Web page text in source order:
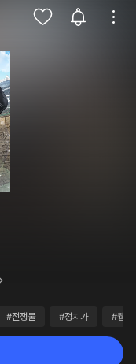
#전쟁물 #정치가 #웹소